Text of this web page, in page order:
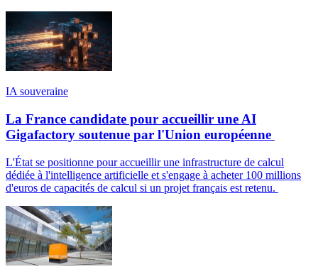
IA souveraine
La France candidate pour accueillir une AI
Gigafactory soutenue par l'Union européenne
L'État se positionne pour accueillir une infrastructure de calcul
dédiée à l'intelligence artificielle et s'engage à acheter 100 millions
d'euros de capacités de calcul si un projet français est retenu.